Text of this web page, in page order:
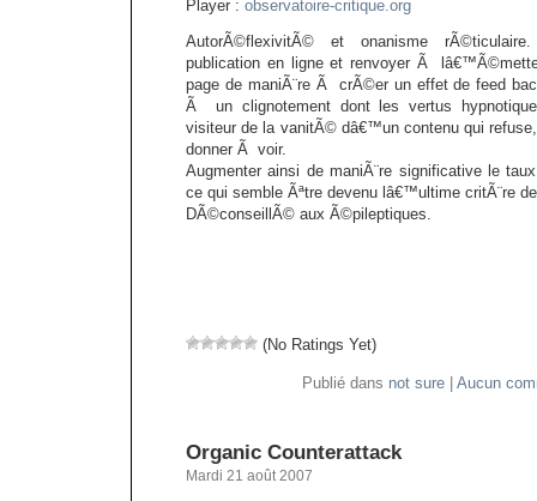
Player : observatoire-critique.org
AutorÃ©flexivitÃ© et onanisme
publication en ligne et renvoyer Ã
page de maniÃ¨re Ã crÃ©er un effet de feed
Ã un clignotement dont les vertus
visiteur de la vanitÃ© dâ€™un contenu qui
donner Ã voir.
Augmenter ainsi de maniÃ¨re significative le
ce qui semble Ãªtre devenu lâ€™ultime critÃ¨re
DÃ©conseillÃ© aux Ã©pileptiques.
(No Ratings Yet)
Publié dans not sure Aucun
Organic Counterattack
Mardi 21 août 2007